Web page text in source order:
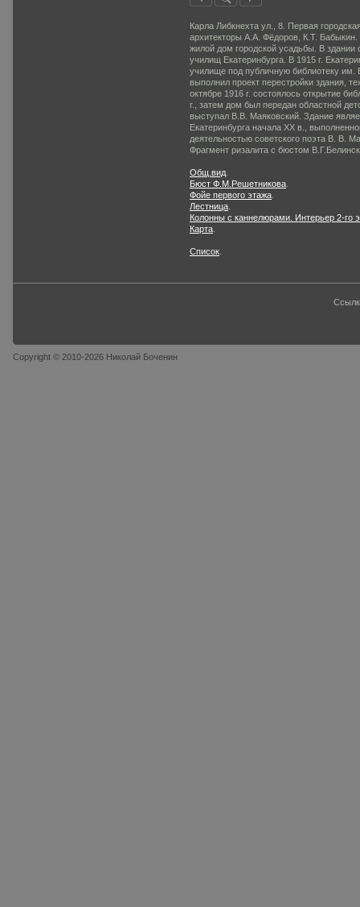
Карла Либкнехта ул., 8. Первая
архитекторы А.А. Фёдоров, К.Т. Бабыкин.
жилой дом город­ской усадьбы. В здании
училищ Екатеринбурга. В 1915 г.
училище под публич­ную библиотеку им.
выполнил проект перестройки зда­ния,
октябре 1916 г. состоялось открытие
г., затем дом был передан областной
высту­пал В.В. Маяковский. Здание
Екатеринбурга начала XX в.,
деятельностью совет­ского поэта В. В.
Фрагмент ризалита с бюстом
Общ.вид
Бюст Ф.М.Решетникова
Фойе первого этажа
Лестница
Колонны с каннелюрами. Интерьер 2-го
Карта
Список
Copyright © 2010-2026 Николай Боченин